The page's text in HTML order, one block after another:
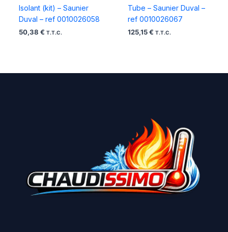
Isolant (kit) – Saunier
Duval – ref 0010026058
50,38 € T.T.C.
Tube – Saunier Duval –
ref 0010026067
125,15 € T.T.C.